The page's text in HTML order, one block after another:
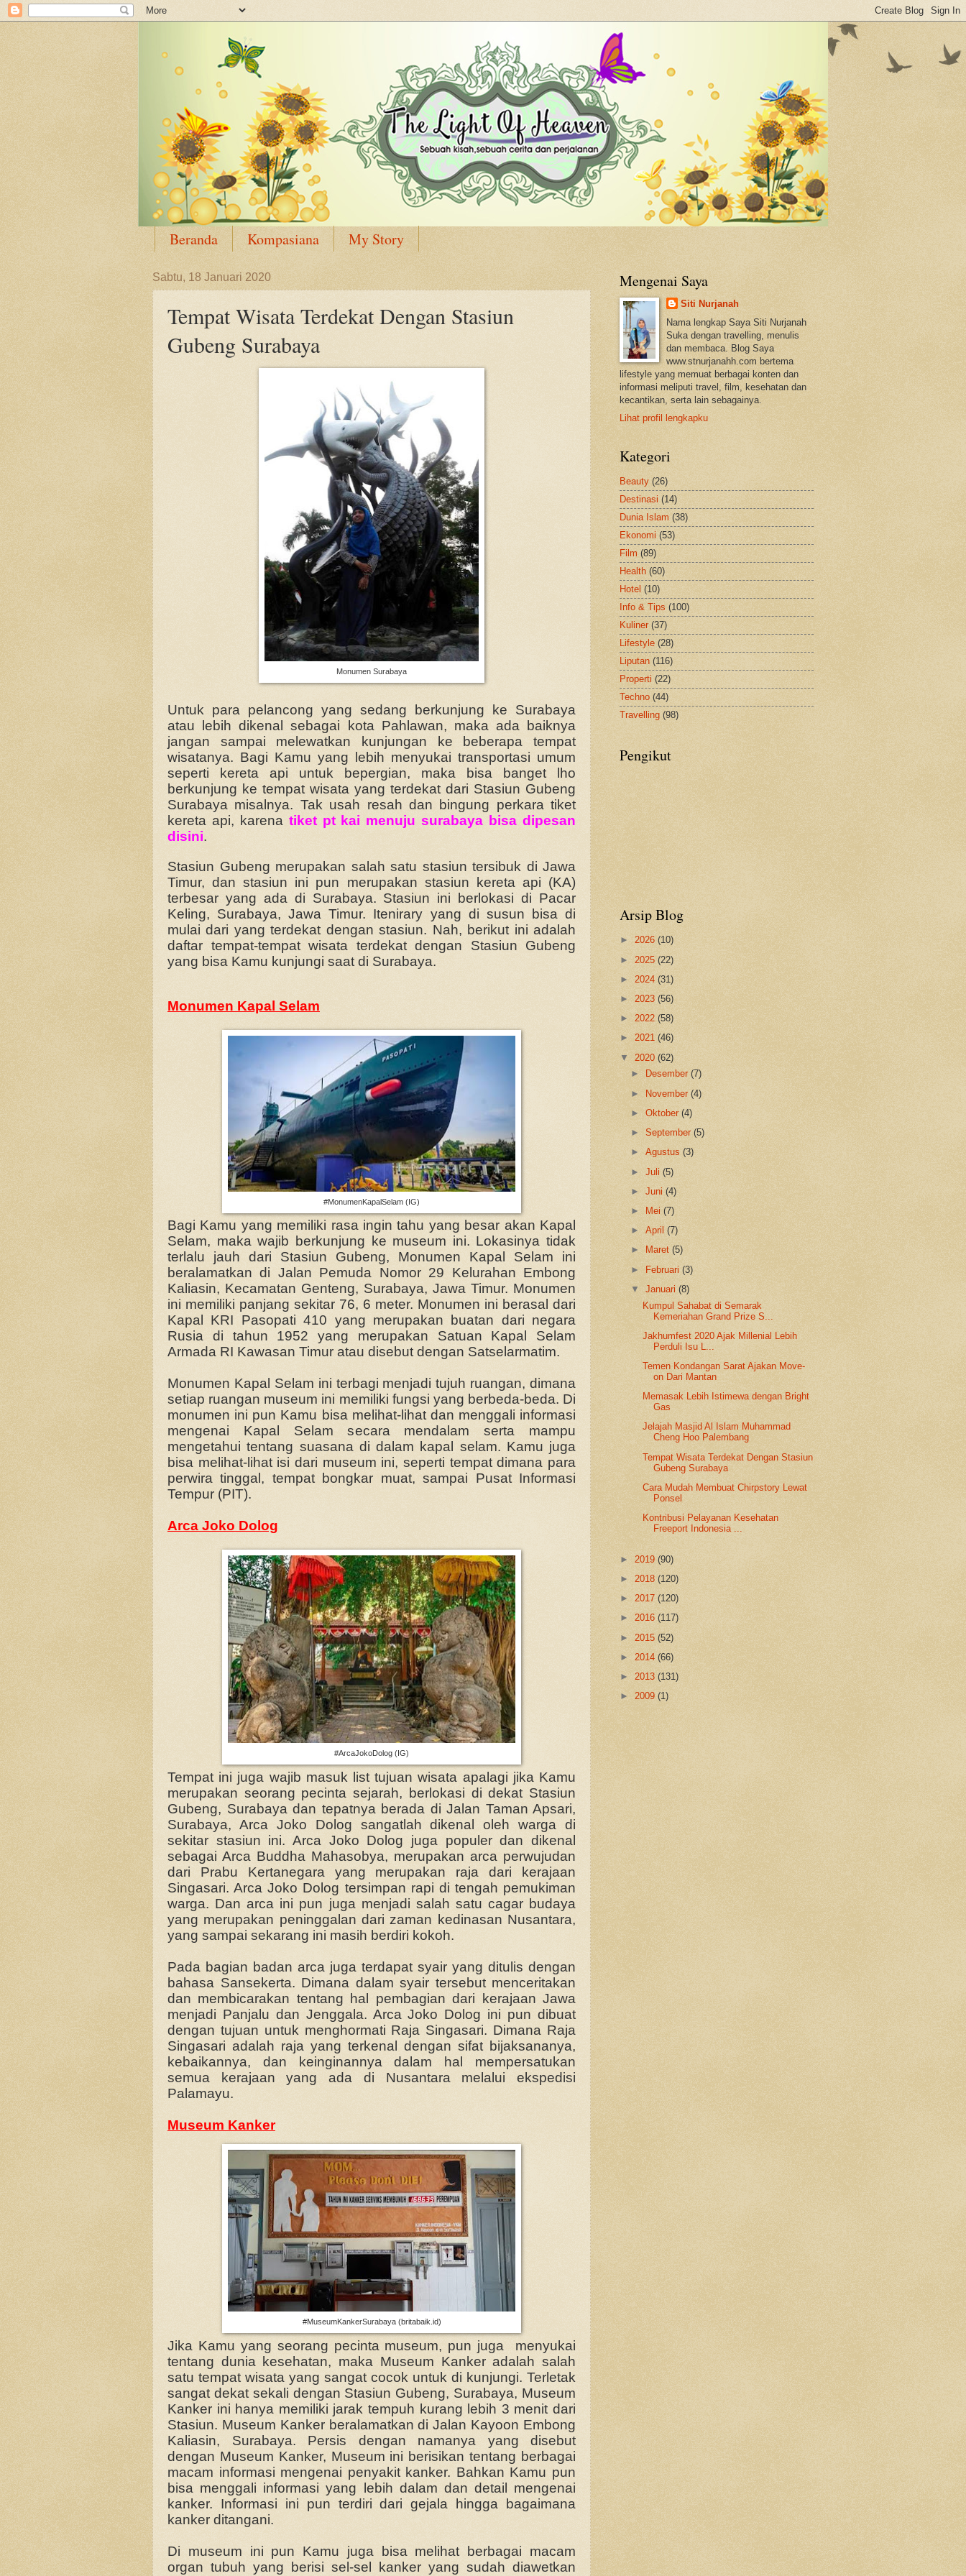
Beranda Kompasiana My Story
Sabtu, 18 Januari 2020
Tempat Wisata Terdekat Dengan Stasiun
Gubeng Surabaya
Monumen Surabaya
Untuk para pelancong yang sedang berkunjung ke Surabaya
atau lebih dikenal sebagai kota Pahlawan, maka ada baiknya
jangan sampai melewatkan kunjungan ke beberapa tempat
wisatanya. Bagi Kamu yang lebih menyukai transportasi umum
seperti kereta api untuk bepergian, maka bisa banget lho
berkunjung ke tempat wisata yang terdekat dari Stasiun Gubeng
Surabaya misalnya. Tak usah resah dan bingung perkara tiket
kereta api, karena tiket pt kai menuju surabaya bisa dipesan
disini.
Stasiun Gubeng merupakan salah satu stasiun tersibuk di Jawa
Timur, dan stasiun ini pun merupakan stasiun kereta api (KA)
terbesar yang ada di Surabaya. Stasiun ini berlokasi di Pacar
Keling, Surabaya, Jawa Timur. Itenirary yang di susun bisa di
mulai dari yang terdekat dengan stasiun. Nah, berikut ini adalah
daftar tempat-tempat wisata terdekat dengan Stasiun Gubeng
yang bisa Kamu kunjungi saat di Surabaya.
Monumen Kapal Selam
#MonumenKapalSelam (IG)
Bagi Kamu yang memiliki rasa ingin tahu yang besar akan Kapal
Selam, maka wajib berkunjung ke museum ini. Lokasinya tidak
terlalu jauh dari Stasiun Gubeng, Monumen Kapal Selam ini
beralamatkan di Jalan Pemuda Nomor 29 Kelurahan Embong
Kaliasin, Kecamatan Genteng, Surabaya, Jawa Timur. Monumen
ini memiliki panjang sekitar 76, 6 meter. Monumen ini berasal dari
Kapal KRI Pasopati 410 yang merupakan buatan dari negara
Rusia di tahun 1952 yang merupakan Satuan Kapal Selam
Armada RI Kawasan Timur atau disebut dengan Satselarmatim.
Monumen Kapal Selam ini terbagi menjadi tujuh ruangan, dimana
setiap ruangan museum ini memiliki fungsi yang berbeda-beda. Di
monumen ini pun Kamu bisa melihat-lihat dan menggali informasi
mengenai Kapal Selam secara mendalam serta mampu
mengetahui tentang suasana di dalam kapal selam. Kamu juga
bisa melihat-lihat isi dari museum ini, seperti tempat dimana para
perwira tinggal, tempat bongkar muat, sampai Pusat Informasi
Tempur (PIT).
Arca Joko Dolog
#ArcaJokoDolog (IG)
Tempat ini juga wajib masuk list tujuan wisata apalagi jika Kamu
merupakan seorang pecinta sejarah, berlokasi di dekat Stasiun
Gubeng, Surabaya dan tepatnya berada di Jalan Taman Apsari,
Surabaya, Arca Joko Dolog sangatlah dikenal oleh warga di
sekitar stasiun ini. Arca Joko Dolog juga populer dan dikenal
sebagai Arca Buddha Mahasobya, merupakan arca perwujudan
dari Prabu Kertanegara yang merupakan raja dari kerajaan
Singasari. Arca Joko Dolog tersimpan rapi di tengah pemukiman
warga. Dan arca ini pun juga menjadi salah satu cagar budaya
yang merupakan peninggalan dari zaman kedinasan Nusantara,
yang sampai sekarang ini masih berdiri kokoh.
Pada bagian badan arca juga terdapat syair yang ditulis dengan
bahasa Sansekerta. Dimana dalam syair tersebut menceritakan
dan membicarakan tentang hal pembagian dari kerajaan Jawa
menjadi Panjalu dan Jenggala. Arca Joko Dolog ini pun dibuat
dengan tujuan untuk menghormati Raja Singasari. Dimana Raja
Singasari adalah raja yang terkenal dengan sifat bijaksananya,
kebaikannya, dan keinginannya dalam hal mempersatukan
semua kerajaan yang ada di Nusantara melalui ekspedisi
Palamayu.
Museum Kanker
#MuseumKankerSurabaya (britabaik.id)
Jika Kamu yang seorang pecinta museum, pun juga menyukai
tentang dunia kesehatan, maka Museum Kanker adalah salah
satu tempat wisata yang sangat cocok untuk di kunjungi. Terletak
sangat dekat sekali dengan Stasiun Gubeng, Surabaya, Museum
Kanker ini hanya memiliki jarak tempuh kurang lebih 3 menit dari
Stasiun. Museum Kanker beralamatkan di Jalan Kayoon Embong
Kaliasin, Surabaya. Persis dengan namanya yang disebut
dengan Museum Kanker, Museum ini berisikan tentang berbagai
macam informasi mengenai penyakit kanker. Bahkan Kamu pun
bisa menggali informasi yang lebih dalam dan detail mengenai
kanker. Informasi ini pun terdiri dari gejala hingga bagaimana
kanker ditangani.
Di museum ini pun Kamu juga bisa melihat berbagai macam
organ tubuh yang berisi sel-sel kanker yang sudah diawetkan
Mengenai Saya
Siti Nurjanah
Nama lengkap Saya Siti Nurjanah
Suka dengan travelling, menulis
dan membaca. Blog Saya
www.stnurjanahh.com bertema
lifestyle yang memuat berbagai konten dan
informasi meliputi travel, film, kesehatan dan
kecantikan, serta lain sebagainya.
Lihat profil lengkapku
Kategori
Beauty (26)
Destinasi (14)
Dunia Islam (38)
Ekonomi (53)
Film (89)
Health (60)
Hotel (10)
Info & Tips (100)
Kuliner (37)
Lifestyle (28)
Liputan (116)
Properti (22)
Techno (44)
Travelling (98)
Pengikut
Arsip Blog
► 2026 (10)
► 2025 (22)
► 2024 (31)
► 2023 (56)
► 2022 (58)
► 2021 (46)
▼ 2020 (62)
►
Desember(7)
► November(4)
►Oktober(4)
►September(5)
►Agustus(3)
►Juli(5)
►Juni(4)
►
Mei(7)
►April(7)
►
Maret(5)
► Februari(3)
▼Januari(8)
Kumpul Sahabat di Semarak
Kemeriahan Grand Prize S...
Jakhumfest 2020 Ajak Millenial Lebih
Perduli Isu L...
Temen Kondangan Sarat Ajakan Move-
on Dari Mantan
Memasak Lebih Istimewa dengan Bright
Gas
Jelajah Masjid Al Islam Muhammad
Cheng Hoo Palembang
Tempat Wisata Terdekat Dengan Stasiun
Gubeng Surabaya
Cara Mudah Membuat Chirpstory Lewat
Ponsel
Kontribusi Pelayanan Kesehatan
Freeport Indonesia ...
► 2019 (90)
► 2018 (120)
► 2017 (120)
► 2016 (117)
► 2015 (52)
► 2014 (66)
► 2013 (131)
► 2009 (1)